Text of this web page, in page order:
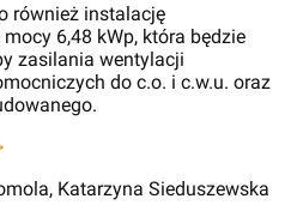
również instalację
6,48 kWp, która będzie
zasilania wentylacji
do c.o. i c.w.u. oraz
Katarzyna Sieduszewska